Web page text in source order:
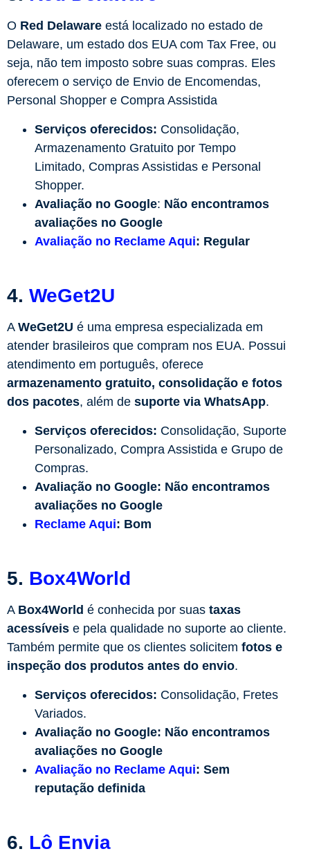
O Red Delaware está localizado no estado de
Delaware, um estado dos EUA com Tax Free, ou
seja, não tem imposto sobre suas compras. Eles
oferecem o serviço de Envio de Encomendas,
Personal Shopper e Compra Assistida
Serviços oferecidos: Consolidação,
Armazenamento Gratuito por Tempo
Limitado, Compras Assistidas e Personal
Shopper.
Avaliação no Google: Não encontramos
avaliações no Google
Avaliação no Reclame Aqui: Regular
4. WeGet2U
A WeGet2U é uma empresa especializada em
atender brasileiros que compram nos EUA. Possui
atendimento em português, oferece
armazenamento gratuito, consolidação e fotos
dos pacotes, além de suporte via WhatsApp.
Serviços oferecidos: Consolidação, Suporte
Personalizado, Compra Assistida e Grupo de
Compras.
Avaliação no Google: Não encontramos
avaliações no Google
Reclame Aqui: Bom
5. Box4World
A Box4World é conhecida por suas taxas
acessíveis e pela qualidade no suporte ao cliente.
Também permite que os clientes solicitem fotos e
inspeção dos produtos antes do envio.
Serviços oferecidos: Consolidação, Fretes
Variados.
Avaliação no Google: Não encontramos
avaliações no Google
Avaliação no Reclame Aqui: Sem
reputação definida
6. Lô Envia